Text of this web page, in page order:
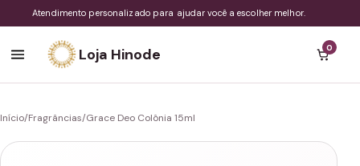
Atendimento personalizado para ajudar você a escolher melhor.
Loja Hinode 0
Início/Fragrâncias/Grace Deo Colônia 15ml